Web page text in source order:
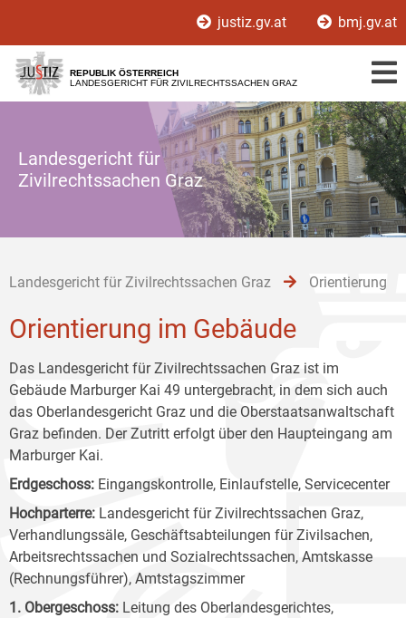
[1]
[2]
[3]
justiz.gv.at bmj.gv.at
REPUBLIK ÖSTERREICH
LANDESGERICHT FÜR ZIVILRECHTSSACHEN GRAZ
Landesgericht für
Zivilrechtssachen Graz
Landesgericht für Zivilrechtssachen Graz Orientierung
Orientierung im Gebäude
Das Landesgericht für Zivilrechtssachen Graz ist im
Gebäude Marburger Kai 49 untergebracht, in dem sich auch
das Oberlandesgericht Graz und die Oberstaatsanwaltschaft
Graz befinden. Der Zutritt erfolgt über den Haupteingang am
Marburger Kai.
Erdgeschoss: Eingangskontrolle, Einlaufstelle, Servicecenter
Hochparterre: Landesgericht für Zivilrechtssachen Graz,
Verhandlungssäle, Geschäftsabteilungen für Zivilsachen,
Arbeitsrechtssachen und Sozialrechtssachen, Amtskasse
(Rechnungsführer), Amtstagszimmer
1. Obergeschoss: Leitung des Oberlandesgerichtes,